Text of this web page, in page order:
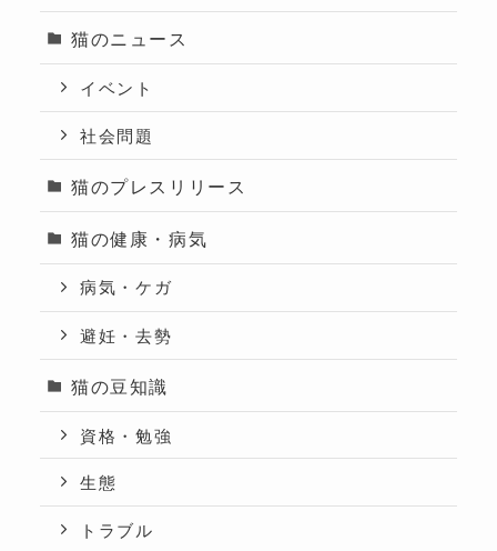
猫のニュース
イベント
社会問題
猫のプレスリリース
猫の健康・病気
病気・ケガ
避妊・去勢
猫の豆知識
資格・勉強
生態
トラブル